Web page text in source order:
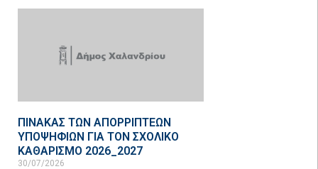
ΠΙΝΑΚΑΣ ΤΩΝ ΑΠΟΡΡΙΠΤΕΩΝ
ΥΠΟΨΗΦΙΩΝ ΓΙΑ ΤΟΝ ΣΧΟΛΙΚΟ
ΚΑΘΑΡΙΣΜΟ 2026_2027
30/07/2026